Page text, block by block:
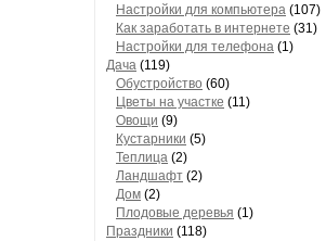
Настройки для компьютера (107)
Как заработать в интернете (31)
Настройки для телефона (1)
Дача (119)
Обустройство (60)
Цветы на участке (11)
Овощи (9)
Кустарники (5)
Теплица (2)
Ландшафт (2)
Дом (2)
Плодовые деревья (1)
Праздники (118)